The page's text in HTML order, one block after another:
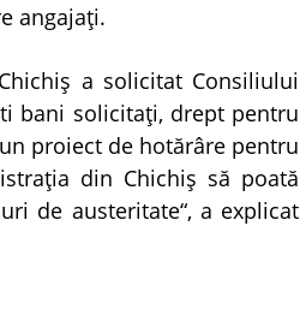
angajaţi.
a solicitat Consiliului
bani solicitaţi, drept pentru
proiect de hotărâre pentru
din Chichiş să poată
de austeritate“, a explicat